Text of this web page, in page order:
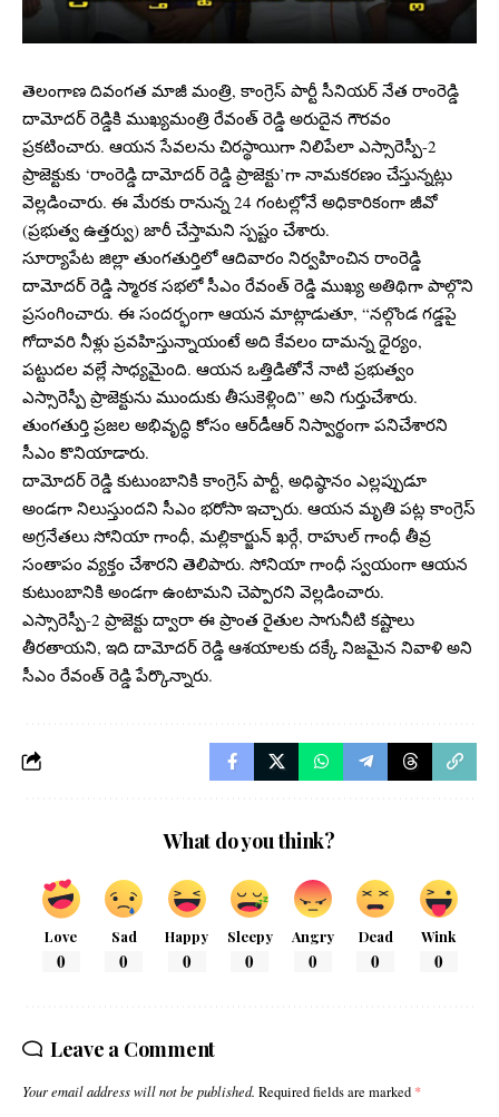
తెలంగాణ దివంగత మాజీ మంత్రి, కాంగ్రెస్ పార్టీ సీనియర్ నేత రాంరెడ్డి
దామోదర్ రెడ్డికి ముఖ్యమంత్రి రేవంత్ రెడ్డి అరుదైన గౌరవం
ప్రకటించారు. ఆయన సేవలను చిరస్థాయిగా నిలిపేలా ఎస్సారెస్పీ-2
ప్రాజెక్టుకు ‘రాంరెడ్డి దామోదర్ రెడ్డి ప్రాజెక్టు’గా నామకరణం చేస్తున్నట్లు
వెల్లడించారు. ఈ మేరకు రానున్న 24 గంటల్లోనే అధికారికంగా జీవో
(ప్రభుత్వ ఉత్తర్వు) జారీ చేస్తామని స్పష్టం చేశారు.
సూర్యాపేట జిల్లా తుంగతుర్తిలో ఆదివారం నిర్వహించిన రాంరెడ్డి
దామోదర్ రెడ్డి స్మారక సభలో సీఎం రేవంత్ రెడ్డి ముఖ్య అతిథిగా పాల్గొని
ప్రసంగించారు. ఈ సందర్భంగా ఆయన మాట్లాడుతూ, “నల్గొండ గడ్డపై
గోదావరి నీళ్లు ప్రవహిస్తున్నాయంటే అది కేవలం దామన్న ధైర్యం,
పట్టుదల వల్లే సాధ్యమైంది. ఆయన ఒత్తిడితోనే నాటి ప్రభుత్వం
ఎస్సారెస్పీ ప్రాజెక్టును ముందుకు తీసుకెళ్లింది” అని గుర్తుచేశారు.
తుంగతుర్తి ప్రజల అభివృద్ధి కోసం ఆర్‌డీఆర్ నిస్వార్థంగా పనిచేశారని
సీఎం కొనియాడారు.
దామోదర్ రెడ్డి కుటుంబానికి కాంగ్రెస్ పార్టీ, అధిష్ఠానం ఎల్లప్పుడూ
అండగా నిలుస్తుందని సీఎం భరోసా ఇచ్చారు. ఆయన మృతి పట్ల కాంగ్రెస్
అగ్రనేతలు సోనియా గాంధీ, మల్లికార్జున్ ఖర్గే, రాహుల్ గాంధీ తీవ్ర
సంతాపం వ్యక్తం చేశారని తెలిపారు. సోనియా గాంధీ స్వయంగా ఆయన
కుటుంబానికి అండగా ఉంటామని చెప్పారని వెల్లడించారు.
ఎస్సారెస్పీ-2 ప్రాజెక్టు ద్వారా ఈ ప్రాంత రైతుల సాగునీటి కష్టాలు
తీరతాయని, ఇది దామోదర్ రెడ్డి ఆశయాలకు దక్కే నిజమైన నివాళి అని
సీఎం రేవంత్ రెడ్డి పేర్కొన్నారు.
What do you think?
Love
0
Sad
0
Happy
0
Sleepy
0
Angry
0
Dead
0
Wink
0
Leave a Comment
Your email address will not be published. Required fields are marked *